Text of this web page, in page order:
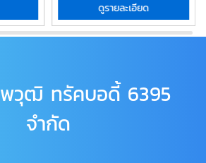
ดูรายละเอียด
วุฒิ ทรัคบอดี้ 6395
จำกัด